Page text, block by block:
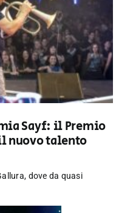
Sayf: il Premio
nuovo talento
dove da quasi